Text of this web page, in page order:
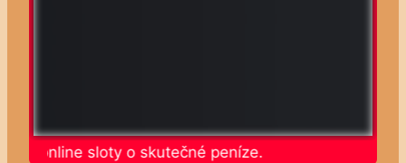
online sloty o skutečné peníze.